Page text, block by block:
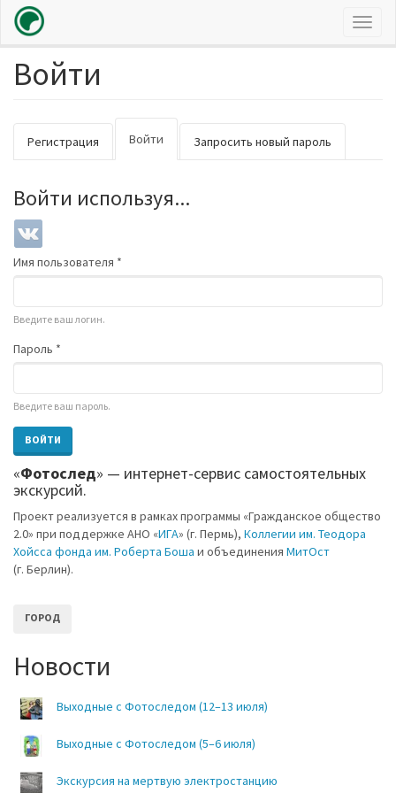
Перейти
Войти
Главные
вкладки
Регистрация Войти (активная
вкладка)
Запросить новый пароль
Войти используя...
Имя пользователя *
Введите ваш логин.
Пароль *
Введите ваш пароль.
CAPTCHA
This
is
for
testing
whether
a
human
and
to
automated
spam
submissions.
Сайт
ВОЙТИ
«Фотослед» — интернет-сервис самостоятельных
экскурсий.
Проект реализуется в рамках программы «Гражданское общество
2.0» при поддержке АНО «ИГА» (г. Пермь), Коллегии им. Теодора
Хойсса фонда им. Роберта Боша и объединения МитОст
(г. Берлин).
ГОРОД
Новости
Выходные с Фотоследом (12–13 июля)
Выходные с Фотоследом (5–6 июля)
Экскурсия на мертвую электростанцию